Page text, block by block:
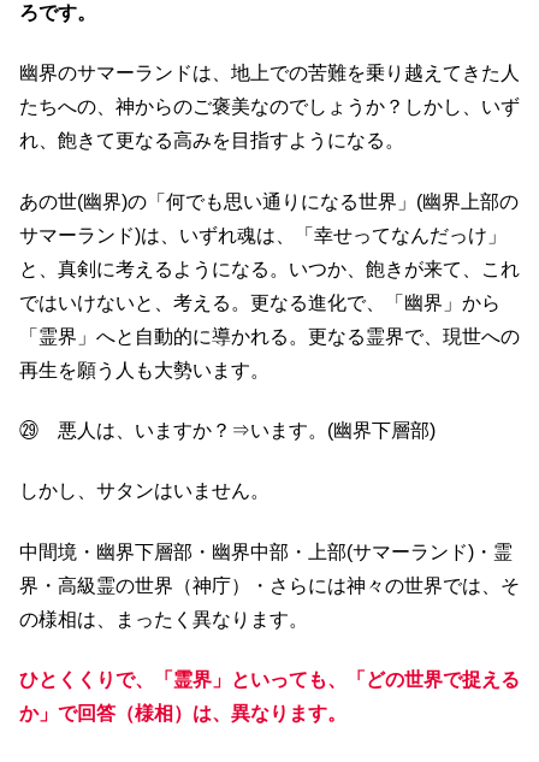
ろです。
幽界のサマーランドは、地上での苦難を乗り越えてきた人
たちへの、神からのご褒美なのでしょうか？しかし、いず
れ、飽きて更なる高みを目指すようになる。
あの世(幽界)の「何でも思い通りになる世界」(幽界上部の
サマーランド)は、いずれ魂は、「幸せってなんだっけ」
と、真剣に考えるようになる。いつか、飽きが来て、これ
ではいけないと、考える。更なる進化で、「幽界」から
「霊界」へと自動的に導かれる。更なる霊界で、現世への
再生を願う人も大勢います。
㉙ 悪人は、いますか？⇒います。(幽界下層部)
しかし、サタンはいません。
中間境・幽界下層部・幽界中部・上部(サマーランド)・霊
界・高級霊の世界（神庁）・さらには神々の世界では、そ
の様相は、まったく異なります。
ひとくくりで、「霊界」といっても、「どの世界で捉える
か」で回答（様相）は、異なります。